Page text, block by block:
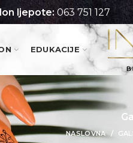
ljepote: 063 751 127
EDUKACIJE
NASLOVNA